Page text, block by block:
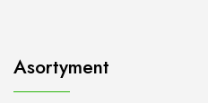
Asortyment